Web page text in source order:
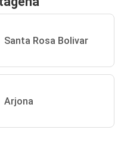
Santa Rosa Bolivar
Arjona